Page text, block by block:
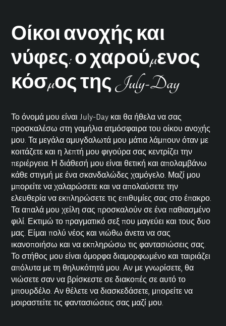
Οίκοι ανοχής και
νύφες: ο χαρούμενος
κόσμος της July-Day
Το όνομά μου είναι July-Day και θα ήθελα να σας
προσκαλέσω στη γαμήλια ατμόσφαιρα του οίκου ανοχής
μου. Τα μεγάλα αμυγδαλωτά μου μάτια λάμπουν όταν με
κοιτάζετε και η λεπτή μου φιγούρα σας κεντρίζει την
περιέργεια. Η διάθεσή μου είναι θετική και απολαμβάνω
κάθε στιγμή με ένα σκανδαλώδες χαμόγελο. Μαζί μου
μπορείτε να χαλαρώσετε και να απολαύσετε την
ελευθερία να εκπληρώσετε τις επιθυμίες σας στο έπακρο.
Τα απαλά μου χείλη σας προσκαλούν σε ένα παθιασμένο
φιλί. Εκτιμώ το πραγματικό σεξ που μαγεύει και τους δυο
μας. Είμαι πολύ νέος και νιώθω άνετα να σας
ικανοποιήσω και να εκπληρώσω τις φαντασιώσεις σας.
Το στήθος μου είναι όμορφα διαμορφωμένο και ταιριάζει
απόλυτα με τη θηλυκότητά μου. Αν με γνωρίσετε, θα
νιώσετε σαν να βρίσκεστε σε διακοπές σε αυτό το
μπουρδέλο. Αν θέλετε να διασκεδάσετε, μπορείτε να
μοιραστείτε τις φαντασιώσεις σας μαζί μου.